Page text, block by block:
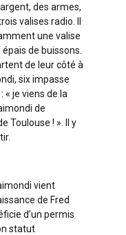
des armes,
valises radio. Il
une valise
de buissons.
de leur côté à
six impasse
« je viens de la
de
Toulouse ! ». Il y
vient
de Fred
d’un permis
statut